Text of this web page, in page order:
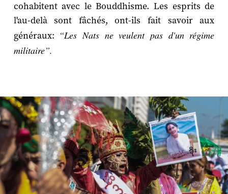
cohabitent avec le Bouddhisme. Les esprits de
l'au-delà sont fâchés, ont-ils fait savoir aux
généraux: “Les Nats ne veulent pas d'un régime
militaire”.